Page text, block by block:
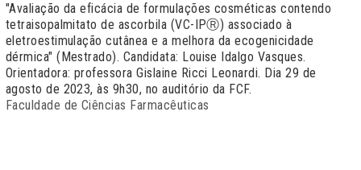
"Avaliação da eficácia de formulações cosméticas contendo
tetraisopalmitato de ascorbila (VC-IPⓇ) associado à
eletroestimulação cutânea e a melhora da ecogenicidade
dérmica" (Mestrado). Candidata: Louise Idalgo Vasques.
Orientadora: professora Gislaine Ricci Leonardi. Dia 29 de
agosto de 2023, às 9h30, no auditório da FCF.
Faculdade de Ciências Farmacêuticas